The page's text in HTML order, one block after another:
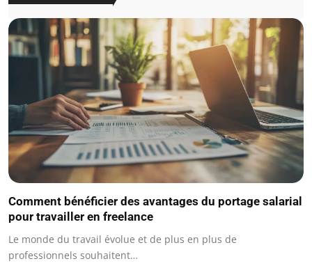
Comment bénéficier des avantages du portage salarial
pour travailler en freelance
Le monde du travail évolue et de plus en plus de
professionnels souhaitent…